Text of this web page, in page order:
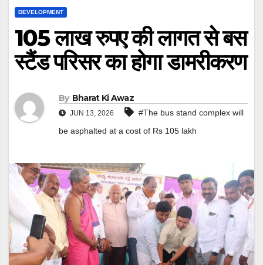
DEVELOPMENT
105 लाख रुपए की लागत से बस
स्टैंड परिसर का होगा डामरीकरण
By Bharat Ki Awaz
JUN 13, 2026
#The bus stand complex will
be asphalted at a cost of Rs 105 lakh